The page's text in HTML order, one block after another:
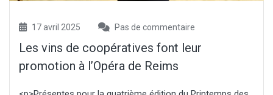
17 avril 2025 Pas de commentaire
Les vins de coopératives font leur
promotion à l’Opéra de Reims